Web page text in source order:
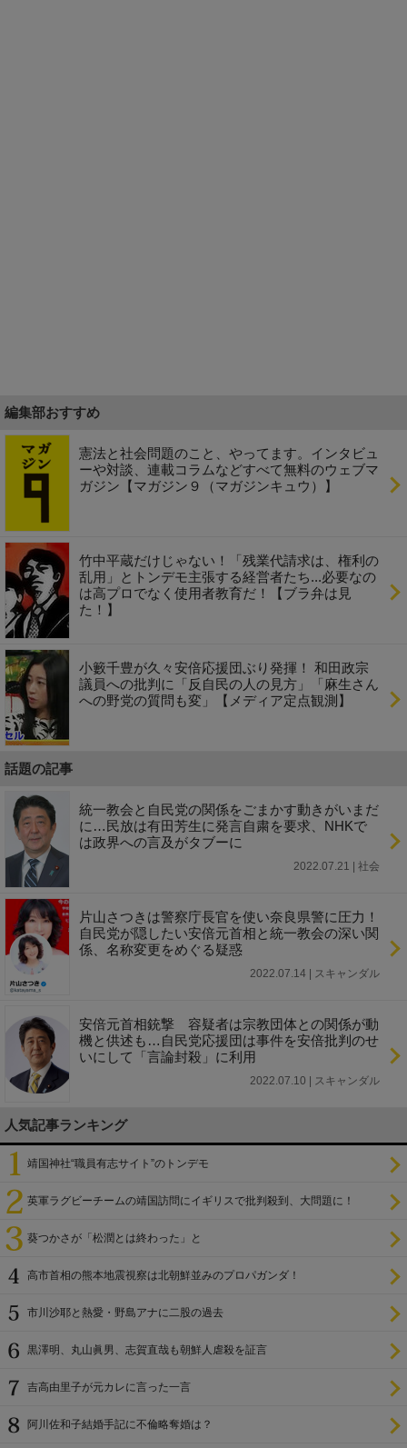
編集部おすすめ
憲法と社会問題のこと、やってます。インタビュ
ーや対談、連載コラムなどすべて無料のウェブマ
ガジン【マガジン９（マガジンキュウ）】
竹中平蔵だけじゃない！「残業代請求は、権利の
乱用」とトンデモ主張する経営者たち...必要なの
は高プロでなく使用者教育だ！【ブラ弁は見
た！】
小籔千豊が久々安倍応援団ぶり発揮！ 和田政宗
議員への批判に「反自民の人の見方」「麻生さん
への野党の質問も変」【メディア定点観測】
話題の記事
統一教会と自民党の関係をごまかす動きがいまだ
に…民放は有田芳生に発言自粛を要求、NHKで
は政界への言及がタブーに
2022.07.21 | 社会
片山さつきは警察庁長官を使い奈良県警に圧力！
自民党が隠したい安倍元首相と統一教会の深い関
係、名称変更をめぐる疑惑
2022.07.14 | スキャンダル
安倍元首相銃撃 容疑者は宗教団体との関係が動
機と供述も…自民党応援団は事件を安倍批判のせ
いにして「言論封殺」に利用
2022.07.10 | スキャンダル
人気記事ランキング
靖国神社“職員有志サイト”のトンデモ
英軍ラグビーチームの靖国訪問にイギリスで批判殺到、大問題に！
葵つかさが「松潤とは終わった」と
高市首相の熊本地震視察は北朝鮮並みのプロパガンダ！
市川沙耶と熱愛・野島アナに二股の過去
黒澤明、丸山眞男、志賀直哉も朝鮮人虐殺を証言
吉高由里子が元カレに言った一言
阿川佐和子結婚手記に不倫略奪婚は？